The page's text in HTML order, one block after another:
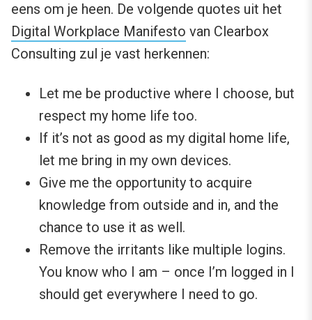
eens om je heen. De volgende quotes uit het
Digital Workplace Manifesto van Clearbox
Consulting zul je vast herkennen:
Let me be productive where I choose, but
respect my home life too.
If it’s not as good as my digital home life,
let me bring in my own devices.
Give me the opportunity to acquire
knowledge from outside and in, and the
chance to use it as well.
Remove the irritants like multiple logins.
You know who I am – once I’m logged in I
should get everywhere I need to go.